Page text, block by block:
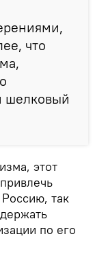
что
шелковый
этот
так
по его